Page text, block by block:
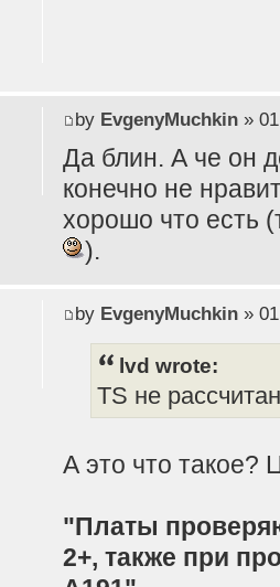
by EvgenyMuchkin» 01
Да блин. А че он
конечно не
хорошо что есть
).
by EvgenyMuchkin» 01
lvd wrote:
TS не
А это что такое?
"Платы
2+, также при